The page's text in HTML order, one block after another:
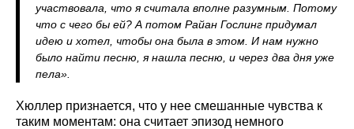
участвовала, что я считала вполне разумным. Потому
что с чего бы ей? А потом Райан Гослинг придумал
идею и хотел, чтобы она была в этом. И нам нужно
было найти песню, я нашла песню, и через два дня уже
пела».
Хюллер признается, что у нее смешанные чувства к
таким моментам: она считает эпизод немного